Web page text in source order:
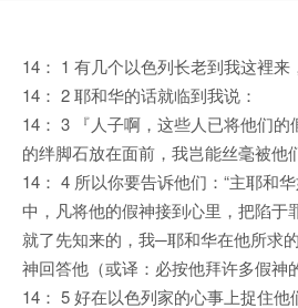
14： 1 有几个以色列长老到我这裡来
14： 2 耶和华的话就临到我说：
14： 3 『人子啊，这些人已将他们
的绊脚石放在面前，我岂能丝毫被他
14： 4 所以你要告诉他们：“主耶和
中，凡将他的假神接到心里，把陷于
就了先知来的，我─耶和华在他所求
神回答他（或译：必按他拜许多假神
14： 5 好在以色列家的心事上捉住